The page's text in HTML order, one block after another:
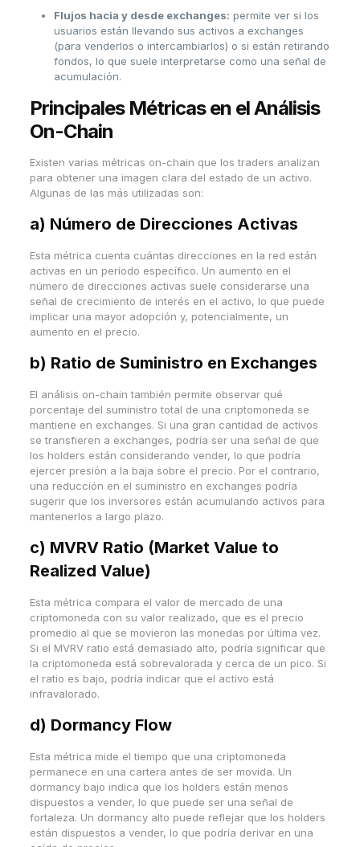
Flujos hacia y desde exchanges: permite ver si los
usuarios están llevando sus activos a exchanges
(para venderlos o intercambiarlos) o si están retirando
fondos, lo que suele interpretarse como una señal de
acumulación.
Principales Métricas en el Análisis
On-Chain
Existen varias métricas on-chain que los traders analizan
para obtener una imagen clara del estado de un activo.
Algunas de las más utilizadas son:
a) Número de Direcciones Activas
Esta métrica cuenta cuántas direcciones en la red están
activas en un período específico. Un aumento en el
número de direcciones activas suele considerarse una
señal de crecimiento de interés en el activo, lo que puede
implicar una mayor adopción y, potencialmente, un
aumento en el precio.
b) Ratio de Suministro en Exchanges
El análisis on-chain también permite observar qué
porcentaje del suministro total de una criptomoneda se
mantiene en exchanges. Si una gran cantidad de activos
se transfieren a exchanges, podría ser una señal de que
los holders están considerando vender, lo que podría
ejercer presión a la baja sobre el precio. Por el contrario,
una reducción en el suministro en exchanges podría
sugerir que los inversores están acumulando activos para
mantenerlos a largo plazo.
c) MVRV Ratio (Market Value to
Realized Value)
Esta métrica compara el valor de mercado de una
criptomoneda con su valor realizado, que es el precio
promedio al que se movieron las monedas por última vez.
Si el MVRV ratio está demasiado alto, podría significar que
la criptomoneda está sobrevalorada y cerca de un pico. Si
el ratio es bajo, podría indicar que el activo está
infravalorado.
d) Dormancy Flow
Esta métrica mide el tiempo que una criptomoneda
permanece en una cartera antes de ser movida. Un
dormancy bajo indica que los holders están menos
dispuestos a vender, lo que puede ser una señal de
fortaleza. Un dormancy alto puede reflejar que los holders
están dispuestos a vender, lo que podría derivar en una